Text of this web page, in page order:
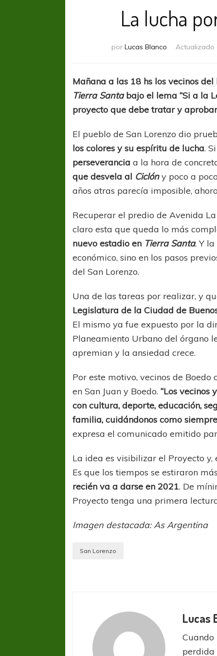
La lucha
por Lucas Blanco Actualizado
Mañana a las 18 hs los vecinos
Tierra Santabajo el lema “Si a la
proyecto que debe tratar y
El pueblo de San Lorenzo dio
los colores y su espíritu de lucha.
perseverancia a la hora de
que desvela al Ciclóny poco a
años atras parecía imposible,
Recuperar el predio de Avenida
claro esta que queda lo más
nuevo estadio en Tierra Santa. Y
económico, sino en los pasos
del San Lorenzo.
Una de las tareas por realizar, y
Legislatura de la Ciudad de
El mismo ya fue expuesto por la
Planeamiento Urbano del órgano
apremian y la ansiedad crece.
Por este motivo, vecinos de
en San Juan y Boedo.“Los vecinos
con cultura, deporte, educación,
familia, cuidándonos como
expresa el comunicado emitido
La idea es visibilizar el Proyecto y,
Es que los tiempos se estiraron
recién va a darse en 2021. De
Proyecto tenga una primera
Imagen destacada: As Argentina
San Lorenzo
Lucas
perdida